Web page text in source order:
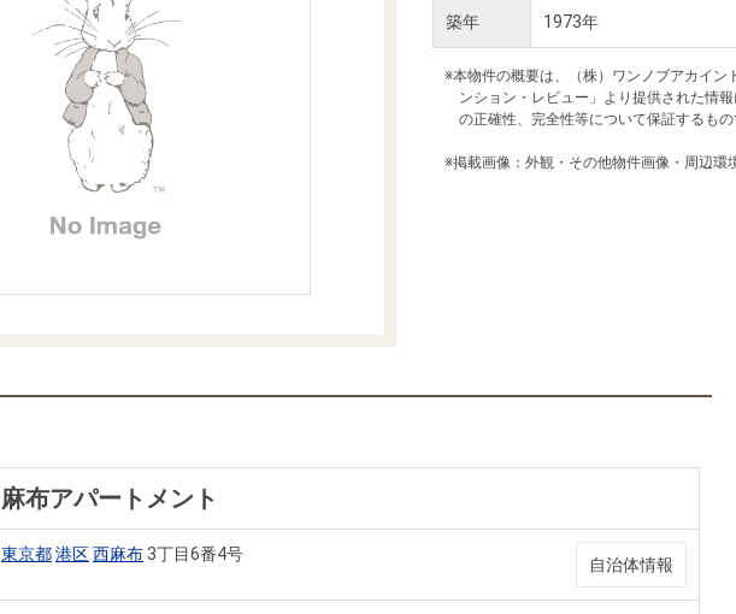
住宅ローンシミュレーション 住
住
築年 1973年
※本物件の概要は、（株）ワンノブアカイン
ンション・レビュー」より提供された情
の正確性、完全性等について保証するもの
※掲載画像：外観・その他物件画像・周辺環
麻布アパートメント
東京都港区西麻布 3丁目6番4号
自治体情報